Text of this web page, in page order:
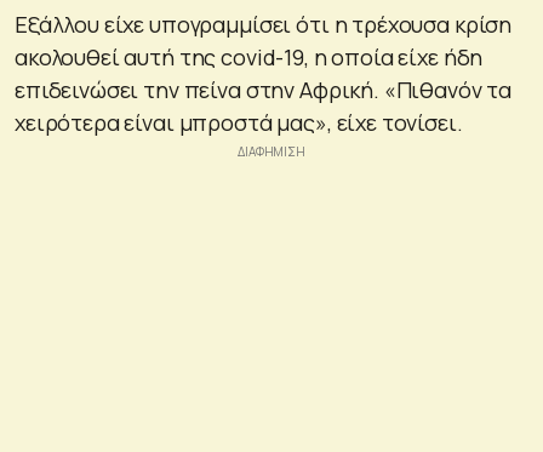
Εξάλλου είχε υπογραμμίσει ότι η τρέχουσα κρίση
ακολουθεί αυτή της covid-19, η οποία είχε ήδη
επιδεινώσει την πείνα στην Αφρική. «Πιθανόν τα
χειρότερα είναι μπροστά μας», είχε τονίσει.